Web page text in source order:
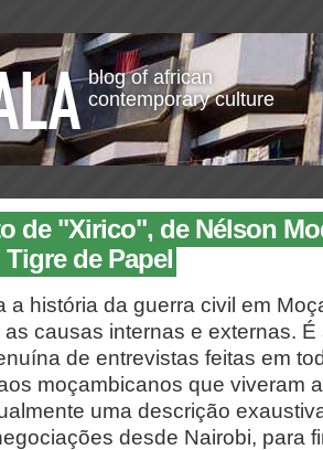
blog of african
contemporary culture
de "Xirico", de Nélson
de Papel
a história da guerra civil em
causas internas e externas. É
de entrevistas feitas em
moçambicanos que viveram
uma descrição
desde Nairobi, para